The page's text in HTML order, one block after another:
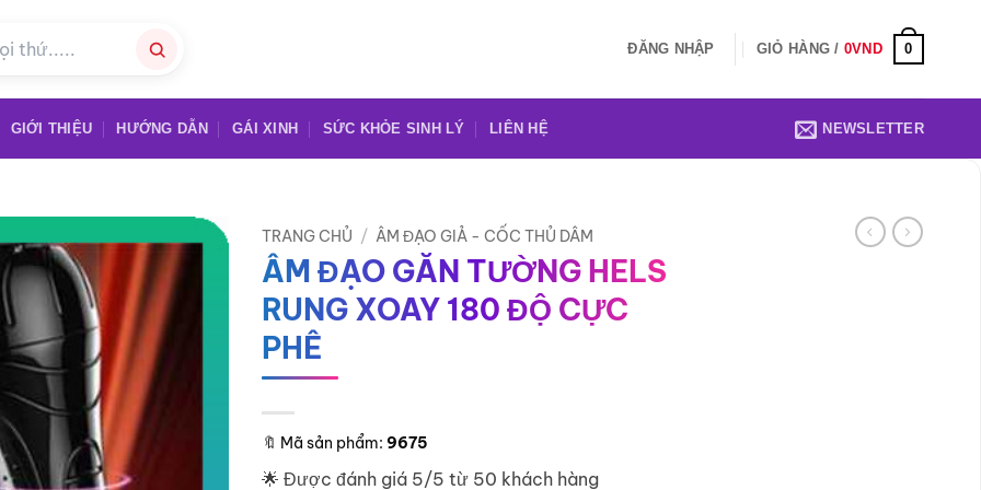
ĐĂNG NHẬP GIỎ HÀNG / 0VND 0
GIỚI THIỆU HƯỚNG DẪN GÁI XINH SỨC KHỎE SINH LÝ LIÊN HỆ NEWSLETTER
TRANG CHỦ / ÂM ĐẠO GIẢ - CỐC THỦ DÂM
ÂM ĐẠO GẮN TƯỜNG HELS
RUNG XOAY 180 ĐỘ CỰC
PHÊ
🔖 Mã sản phẩm: 9675
🌟 Được đánh giá 5/5 từ 50 khách hàng